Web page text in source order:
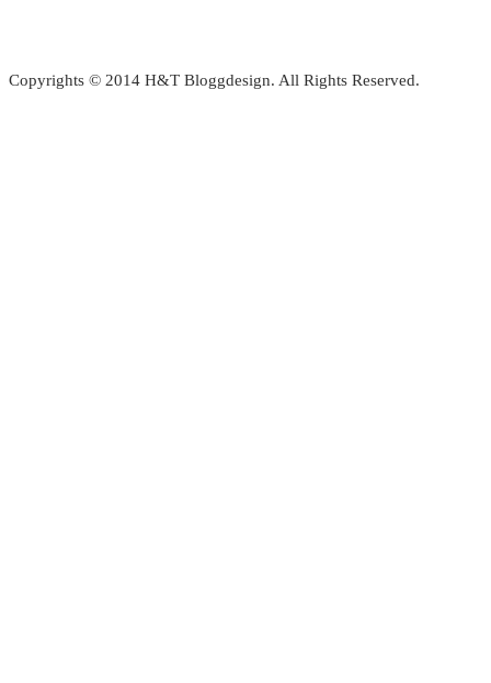
Copyrights © 2014 H&T Bloggdesign. All Rights Reserved.